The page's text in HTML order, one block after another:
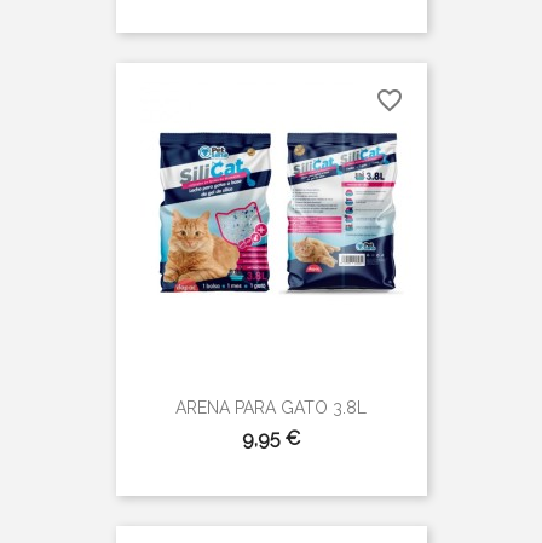
ARENA PARA GATO 3.8L
Precio
9,95 €
favorite_border